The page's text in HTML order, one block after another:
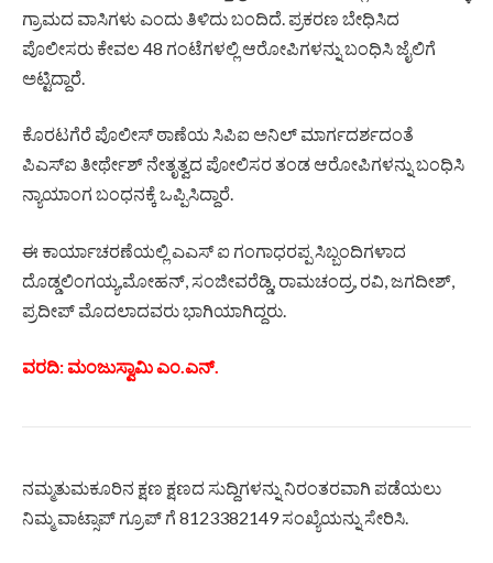
ಗ್ರಾಮದ ವಾಸಿಗಳು ಎಂದು ತಿಳಿದು ಬಂದಿದೆ. ಪ್ರಕರಣ ಬೇಧಿಸಿದ
ಪೊಲೀಸರು ಕೇವಲ 48 ಗಂಟೆಗಳಲ್ಲಿ ಆರೋಪಿಗಳನ್ನು ಬಂಧಿಸಿ ಜೈಲಿಗೆ
ಅಟ್ಟಿದ್ದಾರೆ.
ಕೊರಟಗೆರೆ ಪೊಲೀಸ್ ಠಾಣೆಯ ಸಿಪಿಐ ಅನಿಲ್ ಮಾರ್ಗದರ್ಶದಂತೆ
ಪಿಎಸ್‌ಐ ತೀರ್ಥೇಶ್ ನೇತೃತ್ವದ ಪೋಲಿಸರ ತಂಡ ಆರೋಪಿಗಳನ್ನು ಬಂಧಿಸಿ
ನ್ಯಾಯಾಂಗ ಬಂಧನಕ್ಕೆ ಒಪ್ಪಿಸಿದ್ದಾರೆ.
ಈ ಕಾರ್ಯಾಚರಣೆಯಲ್ಲಿ ಎಎಸ್‌ ಐ ಗಂಗಾಧರಪ್ಪ ಸಿಬ್ಬಂದಿಗಳಾದ
ದೊಡ್ಡಲಿಂಗಯ್ಯ,ಮೋಹನ್, ಸಂಜೀವರೆಡ್ಡಿ, ರಾಮಚಂದ್ರ, ರವಿ, ಜಗದೀಶ್,
ಪ್ರದೀಪ್ ಮೊದಲಾದವರು ಭಾಗಿಯಾಗಿದ್ದರು.
ವರದಿ: ಮಂಜುಸ್ವಾಮಿ ಎಂ.ಎನ್.
ನಮ್ಮತುಮಕೂರಿನ ಕ್ಷಣ ಕ್ಷಣದ ಸುದ್ದಿಗಳನ್ನು ನಿರಂತರವಾಗಿ ಪಡೆಯಲು
ನಿಮ್ಮ ವಾಟ್ಸಾಪ್ ಗ್ರೂಪ್ ಗೆ 8123382149 ಸಂಖ್ಯೆಯನ್ನು ಸೇರಿಸಿ.